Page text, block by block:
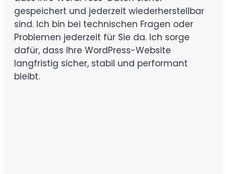
gespeichert und jederzeit wiederherstellbar
sind. Ich bin bei technischen Fragen oder
Problemen jederzeit für Sie da. Ich sorge
dafür, dass Ihre WordPress-Website
langfristig sicher, stabil und performant
bleibt.